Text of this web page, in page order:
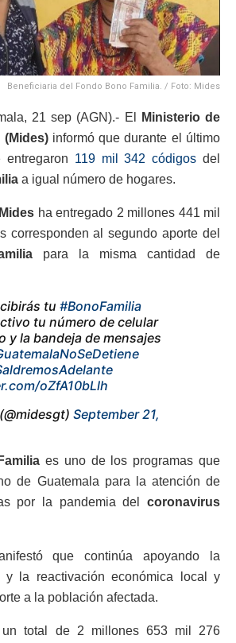
Beneficiaria del Fondo Bono Familia. / Foto: Mides
21 sep (AGN).- El
Ministerio de
(Mides)informó que durante el último
119 mil 342 códigos del
a igual número de hogares.
Mides ha entregado 2 millones 441 mil
corresponden al segundo aporte del
para la misma cantidad de
tu #BonoFamilia
tu número de celular
y la bandeja de mensajes
oZfA10bLlh
September 21,
es uno de los programas que
de Guatemala para la atención de
por la pandemia del coronavirus
que continúa apoyando la
y la reactivación económica local y
a la población afectada.
total de 2 millones 653 mil 276